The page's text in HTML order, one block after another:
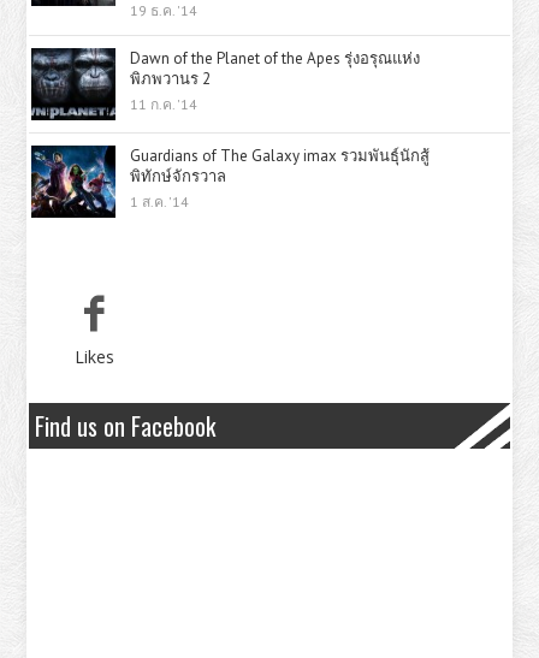
19 ธ.ค. '14
Dawn of the Planet of the Apes รุ่งอรุณแห่ง
พิภพวานร 2
11 ก.ค. '14
Guardians of The Galaxy imax รวมพันธุ์นักสู้
พิทักษ์จักรวาล
1 ส.ค. '14
Likes
Find us on Facebook